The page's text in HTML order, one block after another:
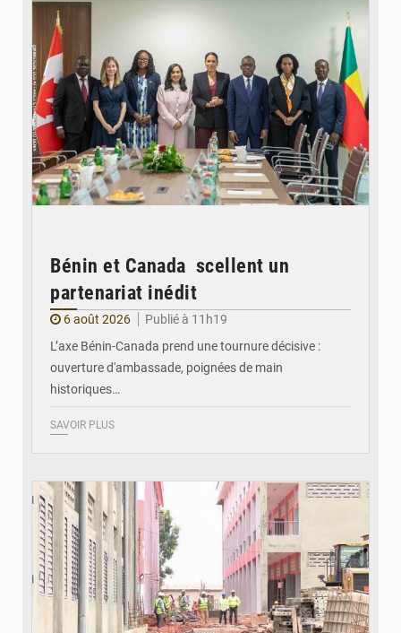
Bénin et Canada scellent un
partenariat inédit
6 août 2026
Publié à 11h19
L’axe Bénin-Canada prend une tournure décisive :
ouverture d'ambassade, poignées de main
historiques…
SAVOIR PLUS